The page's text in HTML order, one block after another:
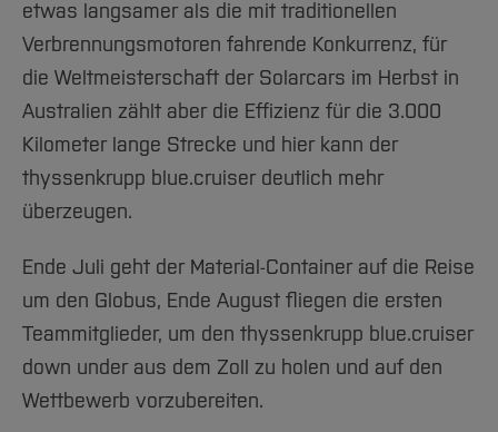
etwas langsamer als die mit traditionellen
Verbrennungsmotoren fahrende Konkurrenz, für
die Weltmeisterschaft der Solarcars im Herbst in
Australien zählt aber die Effizienz für die 3.000
Kilometer lange Strecke und hier kann der
thyssenkrupp blue.cruiser deutlich mehr
überzeugen.
Ende Juli geht der Material-Container auf die Reise
um den Globus, Ende August fliegen die ersten
Teammitglieder, um den thyssenkrupp blue.cruiser
down under aus dem Zoll zu holen und auf den
Wettbewerb vorzubereiten.